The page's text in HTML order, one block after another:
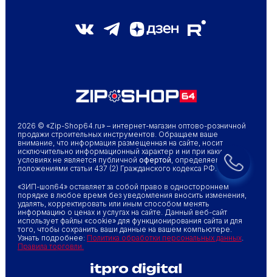
2026 © «Zip-Shop64.ru» – интернет-магазин оптово-розничной
продажи строительных инструментов. Обращаем ваше
внимание, что информация размещенная на сайте, носит
исключительно информационный характер и ни при каких
условиях не является публичной офертой, определяемой
положениями статьи 437 (2) Гражданского кодекса РФ.
«ЗИП-шоп64» оставляет за собой право в одностороннем
порядке в любое время без уведомления вносить изменения,
удалять, корректировать или иным способом менять
информацию о ценах и услугах на сайте. Данный веб-сайт
использует файлы «cookie» для функционирования сайта и для
того, чтобы сохранить ваши данные на вашем компьютере.
Узнать подробнее: Политика обработки персональных данных.
Правила торговли.